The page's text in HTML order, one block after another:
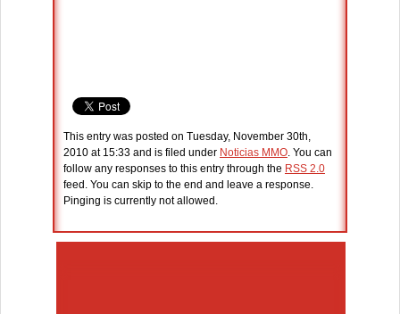
This entry was posted on Tuesday, November 30th,
2010 at 15:33 and is filed under Noticias MMO. You can
follow any responses to this entry through the RSS 2.0
feed. You can skip to the end and leave a response.
Pinging is currently not allowed.